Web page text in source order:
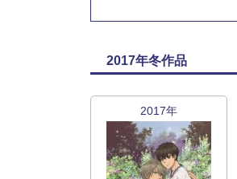
2017年冬作品
2017年